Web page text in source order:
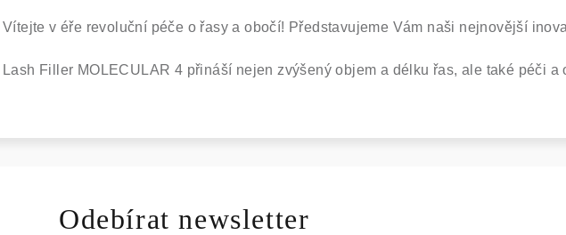
Vítejte v éře revoluční péče o řasy a obočí! Představujeme Vám naši nejnovější
Lash Filler MOLECULAR 4 přináší nejen zvýšený objem a délku řas, ale také péči a
Odebírat newsletter